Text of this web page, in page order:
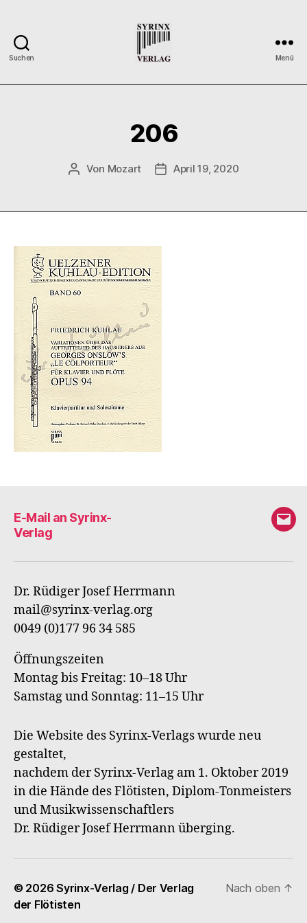
Suchen
Verlag
Verlag
der
Flötisten
Menü
206
Beitragsautor
Von Mozart Veröffentlichungsdatum
April 19, 2020
E-Mail an Syrinx-
Verlag
E-
an
Dr. Rüdiger Josef Herrmann
mail@syrinx-verlag.org
0049 (0)177 96 34 585
Öffnungszeiten
Montag bis Freitag: 10–18 Uhr
Samstag und Sonntag: 11–15 Uhr
Die Website des Syrinx-Verlags wurde neu
gestaltet,
nachdem der Syrinx-Verlag am 1. Oktober 2019
in die Hände des Flötisten, Diplom-Tonmeisters
und Musikwissenschaftlers
Dr. Rüdiger Josef Herrmann überging.
© 2026Syrinx-Verlag / Der Verlag
der Flötisten
Nach oben ↑